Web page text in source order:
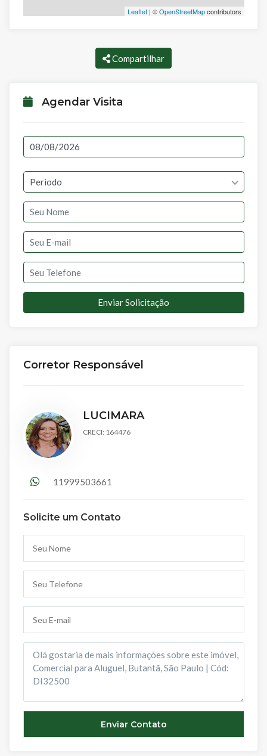
Leaflet| ©OpenStreetMapcontributors
Compartilhar
Agendar Visita
Periodo
Enviar Solicitação
Corretor Responsável
LUCIMARA
CRECI: 164476
11999503661
Solicite um Contato